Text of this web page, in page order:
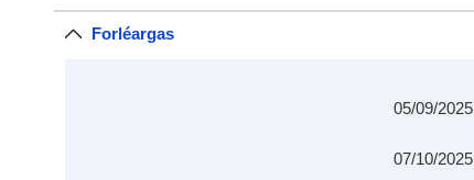
Forléargas
05/09/2025
07/10/2025